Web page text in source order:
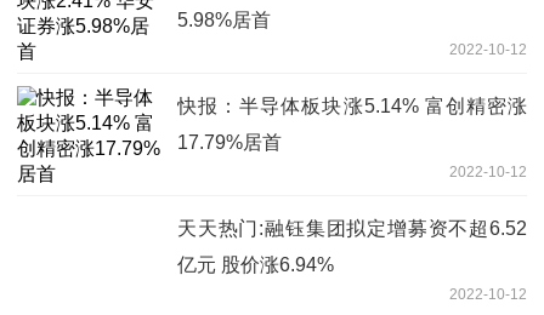
5.98%居首
2022-10-12
快报：半导体板块涨5.14% 富创精密涨
17.79%居首
2022-10-12
天天热门:融钰集团拟定增募资不超6.52
亿元 股价涨6.94%
2022-10-12